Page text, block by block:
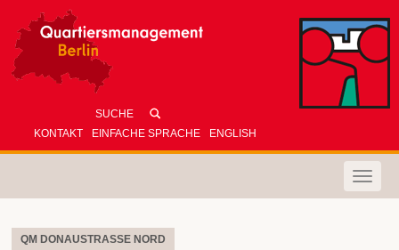
KONTAKT EINFACHE SPRACHE ENGLISH
Toggle
QM DONAUSTRASSE NORD